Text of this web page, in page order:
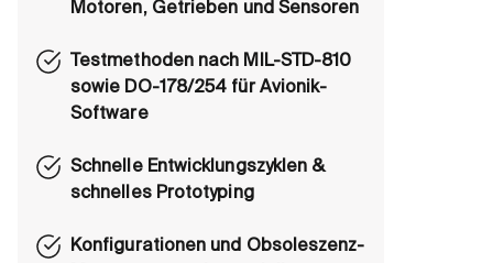
Motoren, Getrieben und Sensoren
Testmethoden nach MIL-STD-810
sowie DO-178/254 für Avionik-
Software
Schnelle Entwicklungszyklen &
schnelles Prototyping
Konfigurationen und Obsoleszenz-